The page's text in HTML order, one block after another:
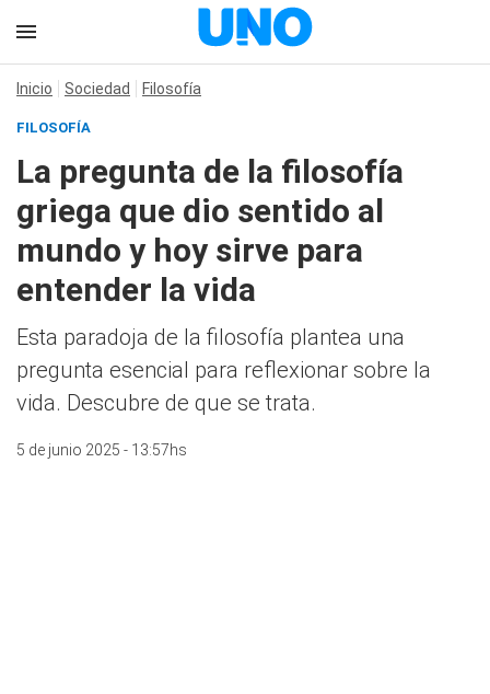
Inicio Sociedad Filosofía
FILOSOFÍA
La pregunta de la filosofía
griega que dio sentido al
mundo y hoy sirve para
entender la vida
Esta paradoja de la filosofía plantea una
pregunta esencial para reflexionar sobre la
vida. Descubre de que se trata.
5 de junio 2025 - 13:57hs